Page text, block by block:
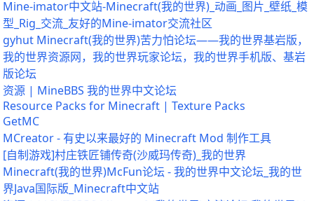
Mine-imator中文站-Minecraft(我的世界)_动画_图片_壁纸_模
型_Rig_交流_友好的Mine-imator交流社区
gyhut Minecraft(我的世界)苦力怕论坛——我的世界基岩版，
我的世界资源网，我的世界玩家论坛，我的世界手机版、基岩
版论坛
资源 | MineBBS 我的世界中文论坛
Resource Packs for Minecraft | Texture Packs
GetMC
MCreator - 有史以来最好的 Minecraft Mod 制作工具
[自制游戏]村庄铁匠铺传奇(沙威玛传奇)_我的世界
Minecraft(我的世界)McFun论坛 - 我的世界中文论坛_我的世
界Java国际版_Minecraft中文站